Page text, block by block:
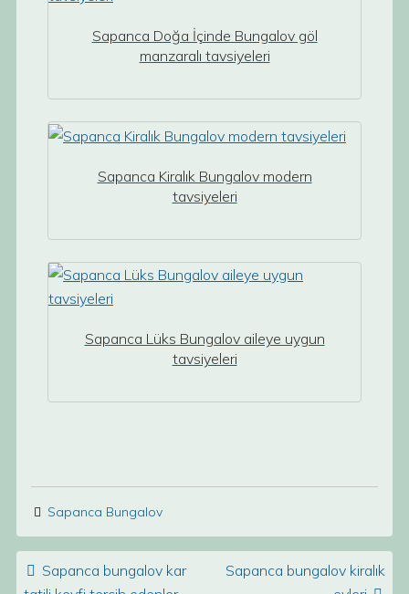
Sapanca Doğa İçinde Bungalov göl
manzaralı tavsiyeleri
Sapanca Kiralık Bungalov modern
tavsiyeleri
Sapanca Lüks Bungalov aileye uygun
tavsiyeleri
Sapanca Bungalov
Post navigation
Sapanca bungalov kar
Sapanca bungalov kiralık